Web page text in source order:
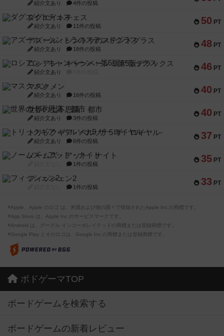
紹介文あり 4件の投稿
50 PT
ダグエイトチェス
紹介文あり 11件の投稿
48 PT
アズール：シントラのステンドグラス
紹介文あり 18件の投稿
46 PT
ロシアン・キャンペーン：第5版デラックス
紹介文あり
40 PT
マスクメン
紹介文あり 16件の投稿
40 PT
世界の七不思議：都市
紹介文あり 3件の投稿
37 PT
トリックギア - ペルソナ5 ザ・ロイヤル-
紹介文あり 6件の投稿
35 PT
ノームズ・アット・ナイト
1件の投稿
33 PT
フィッシェン2
1件の投稿
※Apple、Apple のロゴ は、米国および他の国々で登録されたApple Inc.の商標です。
※App Store は、Apple Inc.のサービスマークです。
※Android は、グーグル インコーポレイテッドの商標または登録商標です。
※Google Play とそのロゴは、Google Inc.の商標または登録商標です。
ボドゲーマTOP
ボードゲームを検索する
ボードゲームの新着レビュー